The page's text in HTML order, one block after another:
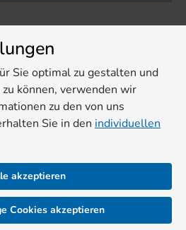
Sie optimal zu gestalten und
können, verwenden wir
zu den von uns
Sie in den individuellen
akzeptieren
Cookies akzeptieren